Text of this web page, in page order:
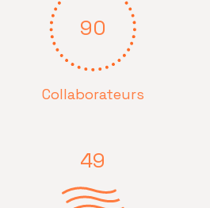
90
Collaborateurs
49